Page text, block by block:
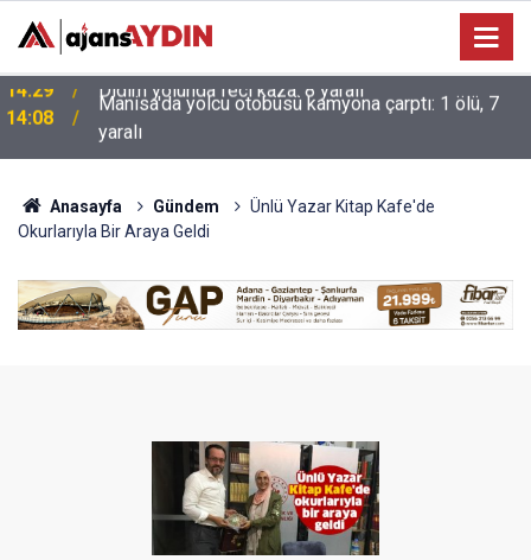
14:08
Manisa'da yolcu otobüsü kamyona çarptı: 1 ölü, 7
yaralı
Anasayfa Gündem
Ünlü Yazar Kitap Kafe'de
Okurlarıyla Bir Araya Geldi